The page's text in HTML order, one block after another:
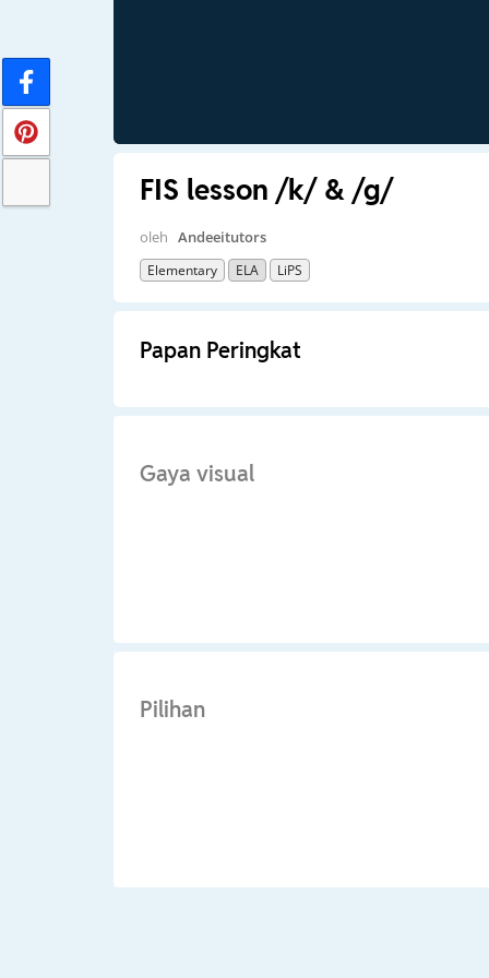
FIS lesson /k/ & /g/
oleh Andeeitutors
Elementary ELA LiPS
Papan Peringkat
Gaya visual
Pilihan